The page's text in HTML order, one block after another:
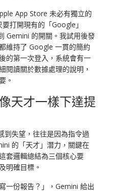
App Store 未必有獨立的
打開現有的「Google」
Gemini 的開關。我試用後發
維持了 Google 一貫的簡約
的第一次登入，系統會有一
閱讀關於數據處理的說明，
。
天才一樣下達提
到失望，往往是因為指令過
的「天才」潛力，關鍵在
套邏輯總結為三個核心要
明確目標。
一份報告？」，Gemini 給出